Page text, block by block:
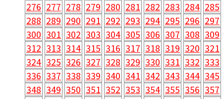
276 277 278 279 280 281 282 283 284 285
288 289 290 291 292 293 294 295 296 297
300 301 302 303 304 305 306 307 308 309
312 313 314 315 316 317 318 319 320 321
324 325 326 327 328 329 330 331 332 333
336 337 338 339 340 341 342 343 344 345
348 349 350 351 352 353 354 355 356 357